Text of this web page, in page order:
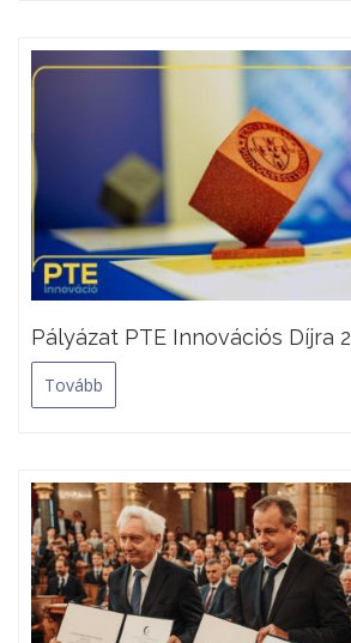
Pályázat PTE Innovációs Díjra
Tovább